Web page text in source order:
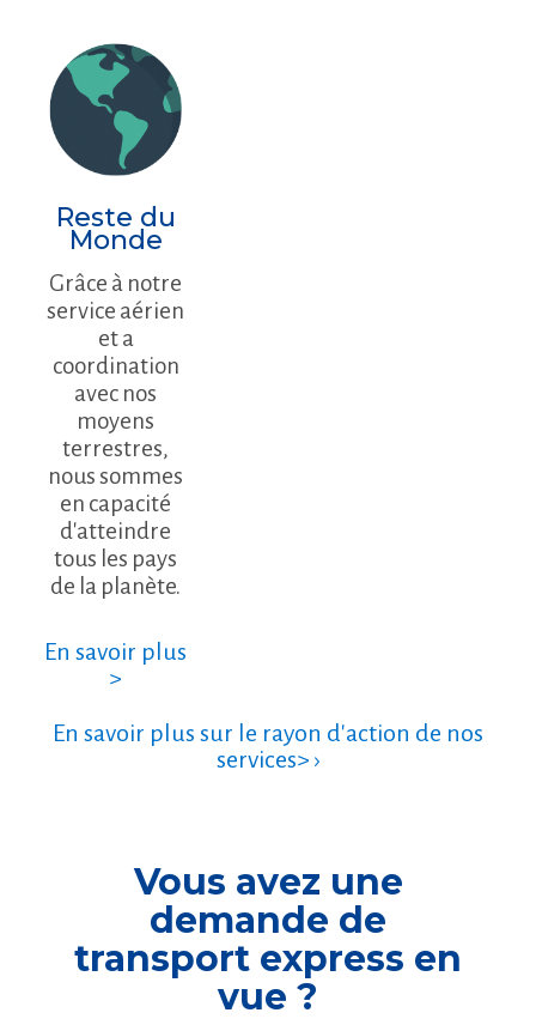
Reste du
Monde
Grâce à notre
service aérien
et a
coordination
avec nos
moyens
terrestres,
nous sommes
en capacité
d'atteindre
tous les pays
de la planète.
En savoir plus
>
En savoir plus sur le rayon d'action de nos
services> ›
Vous avez une
demande de
transport express en
vue ?